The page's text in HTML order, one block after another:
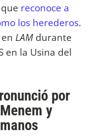
reconoce a
los herederos.
LAM durante
en la Usina del
por
y